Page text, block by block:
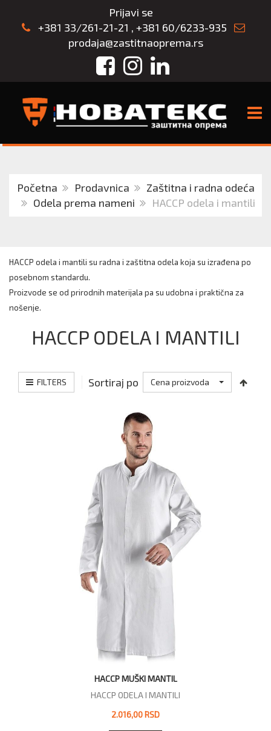
Prijavi se
+381 33/261-21-21 , +381 60/6233-935
prodaja@zastitnaoprema.rs
FacebookInstagram
LinkedIn
Početna Prodavnica
Zaštitna i radna odeća
Odela prema nameni
HACCP odela i mantili
HACCP odela i mantili su radna i zaštitna odela koja su izrađena po
posebnom standardu.
Proizvode se od prirodnih materijala pa su udobna i praktična za
nošenje.
HACCP ODELA I MANTILI
FILTERS Sortiraj po Cena proizvoda
HACCP MUŠKI MANTIL
HACCP ODELA I MANTILI
2.016,00 RSD